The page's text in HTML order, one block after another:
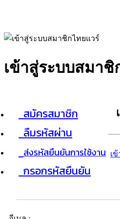
เข้าสู่ระบบสมาชิ
สมัครสมาชิก
ลืมรหัสผ่าน
ส่งรหัสยืนยันการใช้งาน
กรอกรหัสยืนยัน
เ